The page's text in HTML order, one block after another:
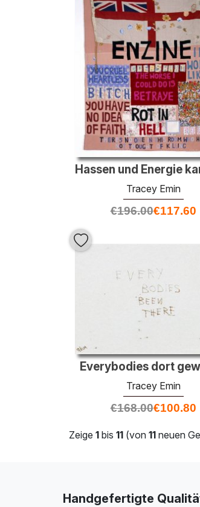
Tracey Emin
€196.00€117.60
Everybodies dort
Tracey Emin
€168.00€100.80
Zeige 1 bis 11 (von 11 neuen
Handgefertigte